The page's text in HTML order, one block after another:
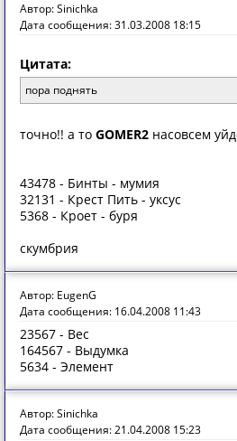
Автор: Sinichka
Дата сообщения: 31.03.2008 18:15
Цитата:
пора поднять
точно!! а то GOMER2 насовсем
43478 - Бинты - мумия
32131 - Крест Пить - уксус
5368 - Кроет - буря
скумбрия
Автор: EugenG
Дата сообщения: 16.04.2008 11:43
23567 - Вес
164567 - Выдумка
5634 - Элемент
Автор: Sinichka
Дата сообщения: 21.04.2008 15:23